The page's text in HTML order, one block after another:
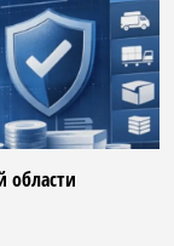
области